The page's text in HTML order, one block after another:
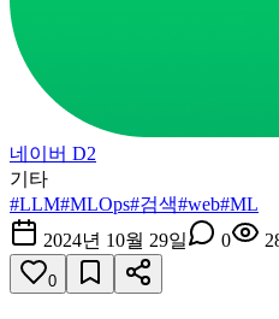
네이버 D2
기타
#LLM#MLOps#검색#web#ML
2024년 10월 29일
0
0